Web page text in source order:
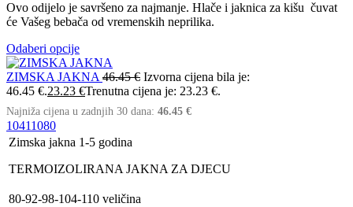
Ovo odijelo je savršeno za najmanje. Hlače i jaknica za kišu čuvat
će Vašeg bebača od vremenskih neprilika.
Odaberi opcije
ZIMSKA JAKNA 46.45€ Izvorna cijena bila je:
46.45 €.23.23 €Trenutna cijena je: 23.23 €.
Najniža cijena u zadnjih 30 dana: 46.45 €
10411080
Zimska jakna 1-5 godina
TERMOIZOLIRANA JAKNA ZA DJECU
80-92-98-104-110 veličina